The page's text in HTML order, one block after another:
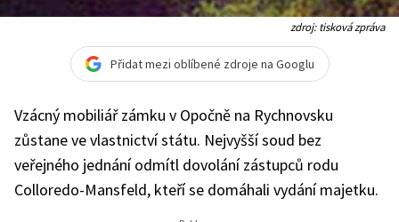
zdroj: tisková zpráva
Přidat mezi oblíbené zdroje na Googlu
Vzácný mobiliář zámku v Opočně na Rychnovsku
zůstane ve vlastnictví státu. Nejvyšší soud bez
veřejného jednání odmítl dovolání zástupců rodu
Colloredo-Mansfeld, kteří se domáhali vydání majetku.